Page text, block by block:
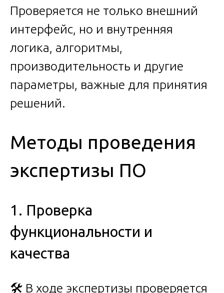
Проверяется не только внешний
интерфейс, но и внутренняя
логика, алгоритмы,
производительность и другие
параметры, важные для принятия
решений.
Методы проведения
экспертизы ПО
1. Проверка
функциональности и
качества
🛠️ В ходе экспертизы проверяется